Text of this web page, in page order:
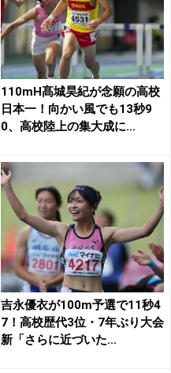
110mH髙城昊紀が念願の高校
日本一！向かい風でも13秒9
0、高校陸上の集大成に...
吉永優衣が100m予選で11秒4
7！高校歴代3位・7年ぶり大会
新「さらに近づいた...